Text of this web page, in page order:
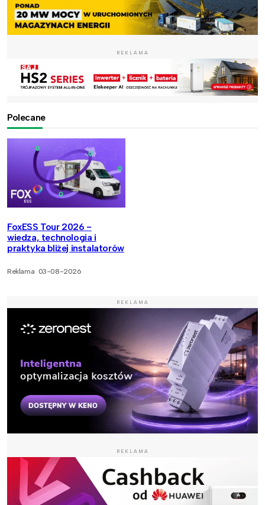
REKLAMA
Polecane
FoxESS Tour 2026 -
wiedza, technologia i
praktyka bliżej instalatorów
Reklama 03-08-2026
REKLAMA
REKLAMA